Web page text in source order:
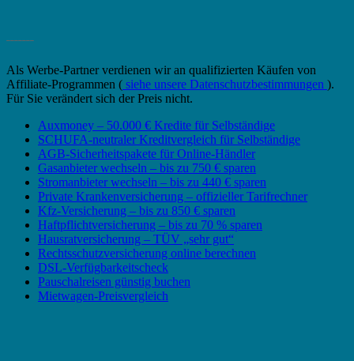
Als Werbe-Partner verdienen wir an qualifizierten Käufen von
Affiliate-Programmen ( siehe unsere Datenschutzbestimmungen ).
Für Sie verändert sich der Preis nicht.
Auxmoney – 50.000 € Kredite für Selbständige
SCHUFA-neutraler Kreditvergleich für Selbständige
AGB-Sicherheitspakete für Online-Händler
Gasanbieter wechseln – bis zu 750 € sparen
Stromanbieter wechseln – bis zu 440 € sparen
Private Krankenversicherung – offizieller Tarifrechner
Kfz-Versicherung – bis zu 850 € sparen
Haftpflichtversicherung – bis zu 70 % sparen
Hausratversicherung – TÜV „sehr gut“
Rechtsschutzversicherung online berechnen
DSL-Verfügbarkeitscheck
Pauschalreisen günstig buchen
Mietwagen-Preisvergleich